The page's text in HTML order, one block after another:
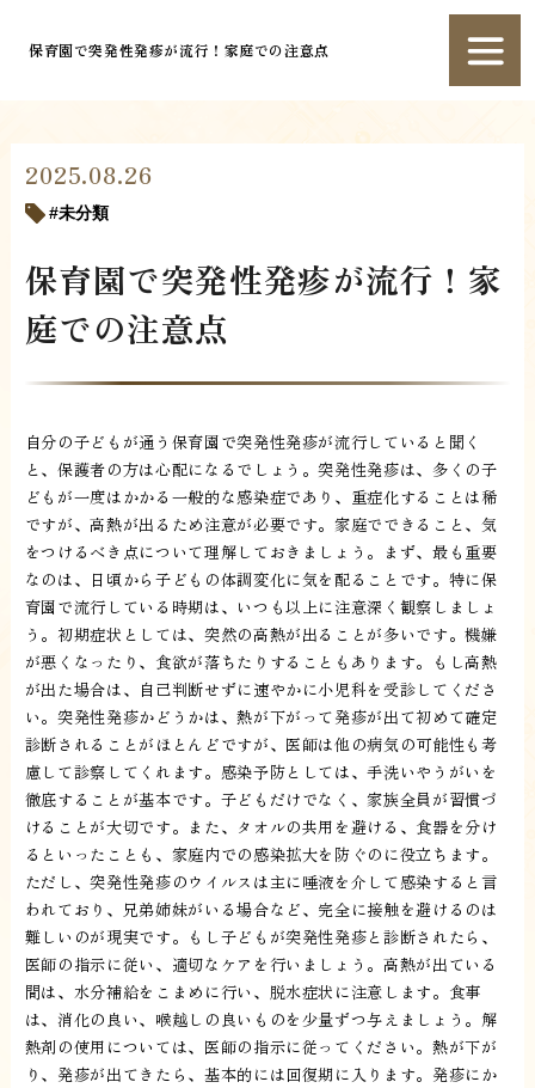
保育園で突発性発疹が流行！家庭での注意点
2025.08.26
未分類
保育園で突発性発疹が流行！家
庭での注意点
自分の子どもが通う保育園で突発性発疹が流行していると聞く
と、保護者の方は心配になるでしょう。突発性発疹は、多くの子
どもが一度はかかる一般的な感染症であり、重症化することは稀
ですが、高熱が出るため注意が必要です。家庭でできること、気
をつけるべき点について理解しておきましょう。まず、最も重要
なのは、日頃から子どもの体調変化に気を配ることです。特に保
育園で流行している時期は、いつも以上に注意深く観察しましょ
う。初期症状としては、突然の高熱が出ることが多いです。機嫌
が悪くなったり、食欲が落ちたりすることもあります。もし高熱
が出た場合は、自己判断せずに速やかに小児科を受診してくださ
い。突発性発疹かどうかは、熱が下がって発疹が出て初めて確定
診断されることがほとんどですが、医師は他の病気の可能性も考
慮して診察してくれます。感染予防としては、手洗いやうがいを
徹底することが基本です。子どもだけでなく、家族全員が習慣づ
けることが大切です。また、タオルの共用を避ける、食器を分け
るといったことも、家庭内での感染拡大を防ぐのに役立ちます。
ただし、突発性発疹のウイルスは主に唾液を介して感染すると言
われており、兄弟姉妹がいる場合など、完全に接触を避けるのは
難しいのが現実です。もし子どもが突発性発疹と診断されたら、
医師の指示に従い、適切なケアを行いましょう。高熱が出ている
間は、水分補給をこまめに行い、脱水症状に注意します。食事
は、消化の良い、喉越しの良いものを少量ずつ与えましょう。解
熱剤の使用については、医師の指示に従ってください。熱が下が
り、発疹が出てきたら、基本的には回復期に入ります。発疹にか